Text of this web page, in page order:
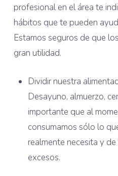
profesional en el área te
hábitos que te pueden
Estamos seguros de que
gran utilidad.
Dividir nuestra
Desayuno, almuerzo,
importante que al
consumamos sólo lo
realmente necesita y
excesos.